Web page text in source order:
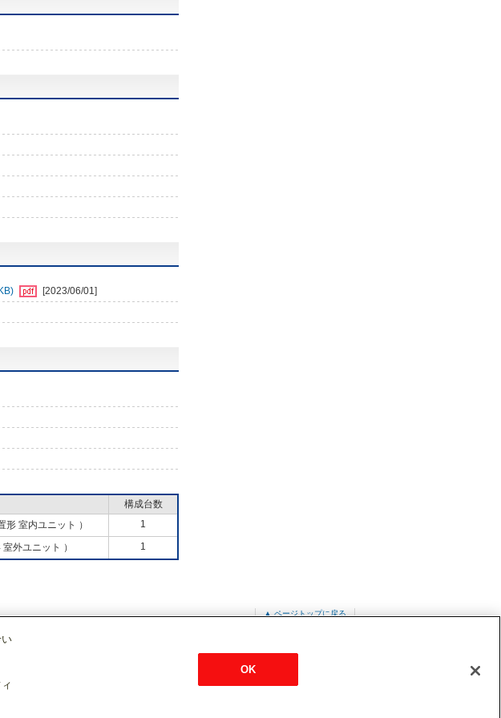
[2023/06/01]
構成台数
形 室内ユニット ） 1
外ユニット ） 1
▲ ページトップに戻る
OK